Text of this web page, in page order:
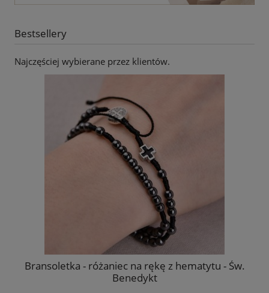
Bestsellery
Najczęściej wybierane przez klientów.
Ikona Matka Boża rozwiązująca węzły - Różne
formaty - Deska lipowa